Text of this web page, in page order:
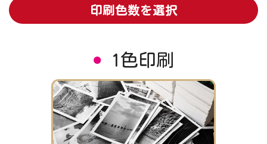
印刷色数を選択
1色印刷